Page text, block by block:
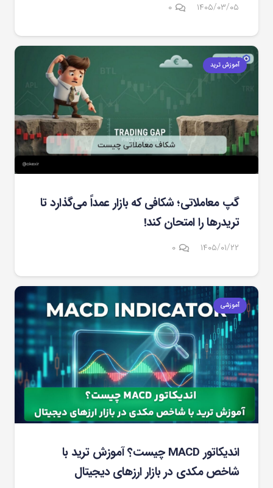
۱۴۰۵/۰۳/۰۵ ۰
آموزش ترید
گپ معاملاتی؛ شکافی که بازار عمداً می‌گذارد تا
تریدرها را امتحان کند!
۱۴۰۵/۰۱/۲۲ ۰
آموزشی
اندیکاتور MACD چیست؟ آموزش ترید با
شاخص مکدی در بازار ارزهای دیجیتال